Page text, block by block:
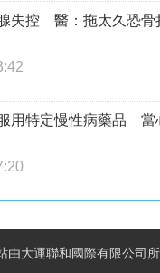
失控 醫：拖太久恐骨
用特定慢性病藥品 當
由大運聯和國際有限公司